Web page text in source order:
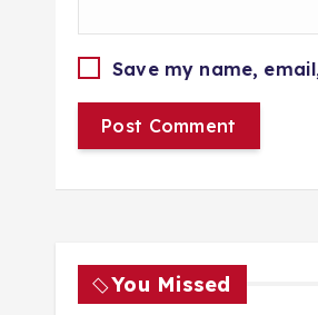
Save my name,
You Missed